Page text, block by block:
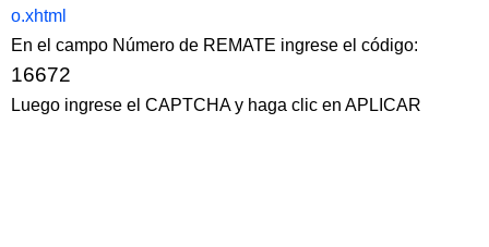
o.xhtml
En el campo Número de REMATE ingrese el código:
16672
Luego ingrese el CAPTCHA y haga clic en APLICAR